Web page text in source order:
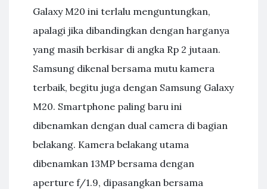
Galaxy M20 ini terlalu menguntungkan,
apalagi jika dibandingkan dengan harganya
yang masih berkisar di angka Rp 2 jutaan.
Samsung dikenal bersama mutu kamera
terbaik, begitu juga dengan Samsung Galaxy
M20. Smartphone paling baru ini
dibenamkan dengan dual camera di bagian
belakang. Kamera belakang utama
dibenamkan 13MP bersama dengan
aperture f/1.9, dipasangkan bersama